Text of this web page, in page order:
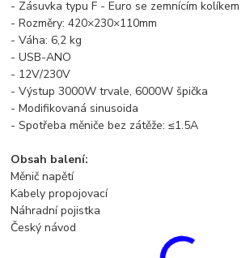
- Zásuvka typu F - Euro se zemnícím kolíkem
- Rozměry: 420×230×110mm
- Váha: 6,2 kg
- USB-ANO
- 12V/230V
- Výstup 3000W trvale, 6000W špička
- Modifikovaná sinusoida
- Spotřeba měniče bez zátěže: ≤1.5A
Obsah balení:
Měnič napětí
Kabely propojovací
Náhradní pojistka
Český návod